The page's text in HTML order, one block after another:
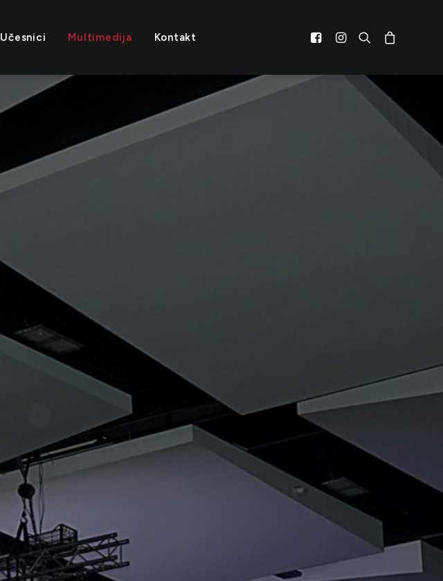
Učesnici Multimedija Kontakt